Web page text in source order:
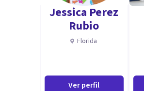
Jessica Perez
Rubio
Florida
Ver perfil